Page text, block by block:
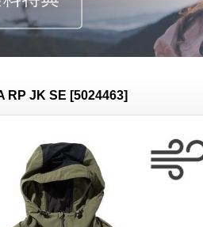
RP JK SE [5024463]